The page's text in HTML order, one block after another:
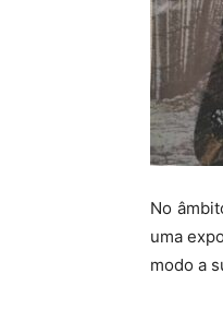
No
uma
modo a